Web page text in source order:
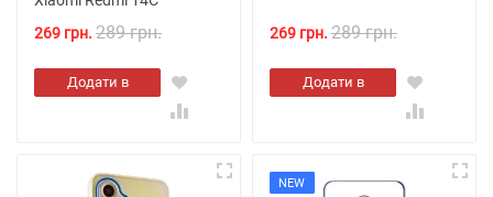
269 грн. 289 грн.
Додати в
кошик
269 грн. 289 грн.
Додати в
кошик
NEW